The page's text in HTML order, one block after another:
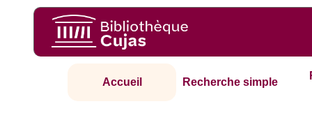
Accueil Recherche simple